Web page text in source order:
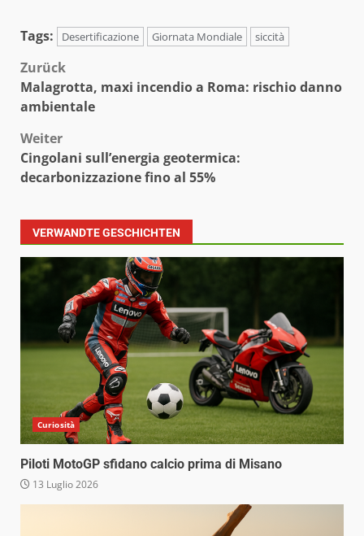
Tags: Desertificazione Giornata Mondiale siccità
Beitragsnavigation
Zurück
Malagrotta, maxi incendio a Roma: rischio danno
ambientale
Weiter
Cingolani sull’energia geotermica:
decarbonizzazione fino al 55%
VERWANDTE GESCHICHTEN
Curiosità
Piloti MotoGP sfidano calcio prima di Misano
13 Luglio 2026